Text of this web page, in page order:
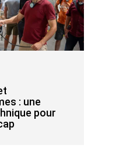
: une
pour